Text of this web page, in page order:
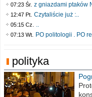
07:23 Śr. z gniazdami ptaków
12:47 Pt. Czytaliście już :..
05:15 Cz. ..
07:13 Wt. PO politologii . PO
polityka